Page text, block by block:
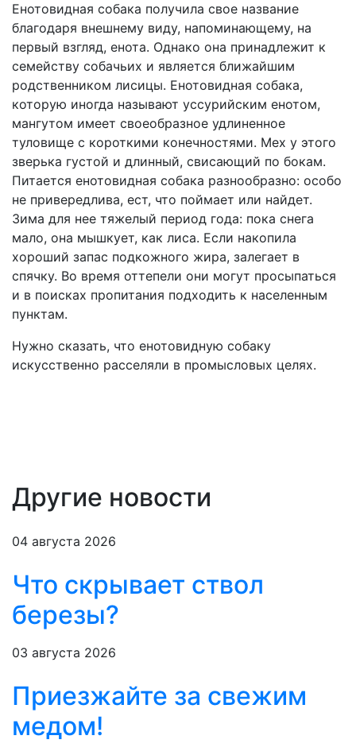
Енотовидная собака получила свое название
благодаря внешнему виду, напоминающему, на
первый взгляд, енота. Однако она принадлежит к
семейству собачьих и является ближайшим
родственником лисицы. Енотовидная собака,
которую иногда называют уссурийским енотом,
мангутом имеет своеобразное удлиненное
туловище с короткими конечностями. Мех у этого
зверька густой и длинный, свисающий по бокам.
Питается енотовидная собака разнообразно: особо
не привередлива, ест, что поймает или найдет.
Зима для нее тяжелый период года: пока снега
мало, она мышкует, как лиса. Если накопила
хороший запас подкожного жира, залегает в
спячку. Во время оттепели они могут просыпаться
и в поисках пропитания подходить к населенным
пунктам.
Нужно сказать, что енотовидную собаку
искусственно расселяли в промысловых целях.
Другие новости
04 августа 2026
Что скрывает ствол
березы?
03 августа 2026
Приезжайте за свежим
медом!